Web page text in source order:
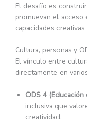
El desafío es
promuevan el
capacidades
Cultura, personas y
El vínculo entre
directamente en
ODS 4 (Educación
inclusiva que
creatividad.